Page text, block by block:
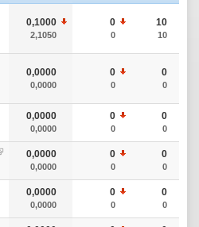
0,1000
2,1050
0
0
10
10
0,0000
0,0000
0
0
0
0
0,0000
0,0000
0
0
0
0
0,0000
0,0000
0
0
0
0
0,0000
0,0000
0
0
0
0